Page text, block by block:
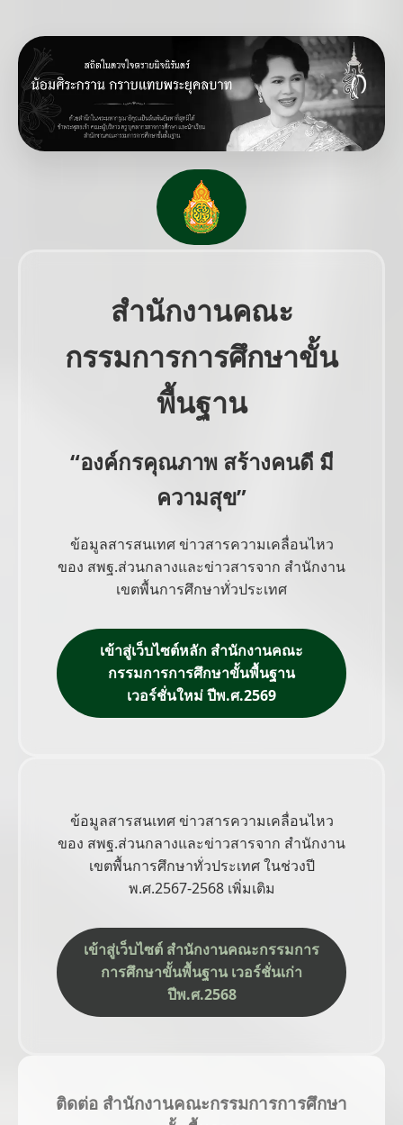
สำนักงานคณะ
กรรมการการศึกษาขั้น
พื้นฐาน
“องค์กรคุณภาพ สร้างคนดี มี
ความสุข”
ข้อมูลสารสนเทศ ข่าวสารความเคลื่อนไหว
ของ สพฐ.ส่วนกลางและข่าวสารจาก สำนักงาน
เขตพื้นการศึกษาทั่วประเทศ
เข้าสู่เว็บไซต์หลัก สำนักงานคณะ
กรรมการการศึกษาขั้นพื้นฐาน
เวอร์ชั่นใหม่ ปีพ.ศ.2569
ข้อมูลสารสนเทศ ข่าวสารความเคลื่อนไหว
ของ สพฐ.ส่วนกลางและข่าวสารจาก สำนักงาน
เขตพื้นการศึกษาทั่วประเทศ ในช่วงปี
พ.ศ.2567-2568 เพิ่มเติม
เข้าสู่เว็บไซต์ สำนักงานคณะกรรมการ
การศึกษาขั้นพื้นฐาน เวอร์ชั่นเก่า
ปีพ.ศ.2568
ติดต่อ สำนักงานคณะกรรมการการศึกษา